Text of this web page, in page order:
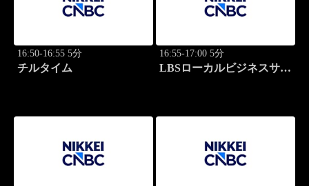
16:50-16:55 5分
チルタイム
16:55-17:00 5分
LBSローカルビジネスサテ